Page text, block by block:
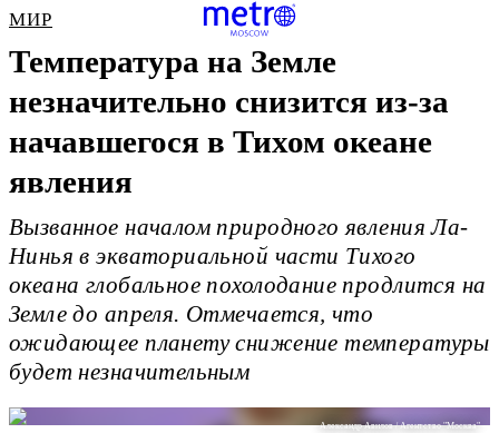
МИР
Температура на Земле
незначительно снизится из-за
начавшегося в Тихом океане
явления
Вызванное началом природного явления Ла-
Нинья в экваториальной части Тихого
океана глобальное похолодание продлится на
Земле до апреля. Отмечается, что
ожидающее планету снижение температуры
будет незначительным
Александр Авилов / Агентство "Москва"